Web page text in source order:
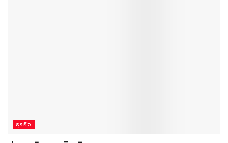
ธุรกิจ